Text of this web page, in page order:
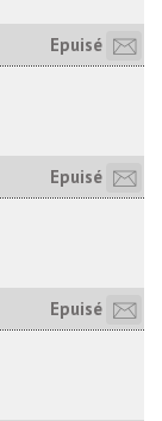
Epuisé
Epuisé
Epuisé